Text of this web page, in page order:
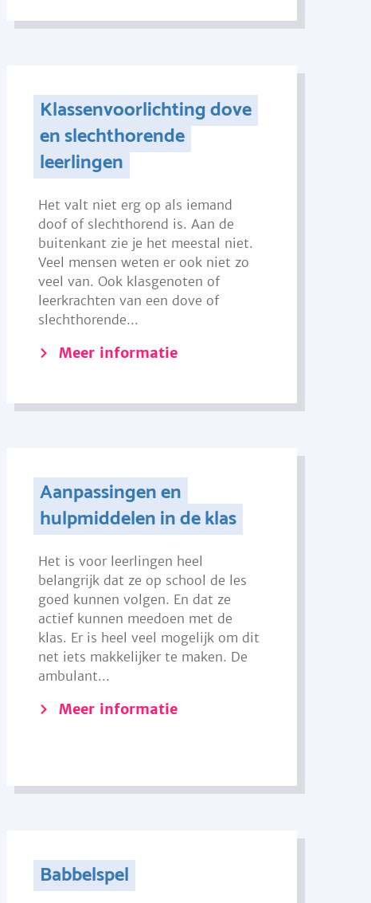
Klassenvoorlichting dove
en slechthorende
leerlingen
Het valt niet erg op als iemand
doof of slechthorend is. Aan de
buitenkant zie je het meestal niet.
Veel mensen weten er ook niet zo
veel van. Ook klasgenoten of
leerkrachten van een dove of
slechthorende...
Meer informatie
Aanpassingen en
hulpmiddelen in de klas
Het is voor leerlingen heel
belangrijk dat ze op school de les
goed kunnen volgen. En dat ze
actief kunnen meedoen met de
klas. Er is heel veel mogelijk om dit
net iets makkelijker te maken. De
ambulant...
Meer informatie
Babbelspel